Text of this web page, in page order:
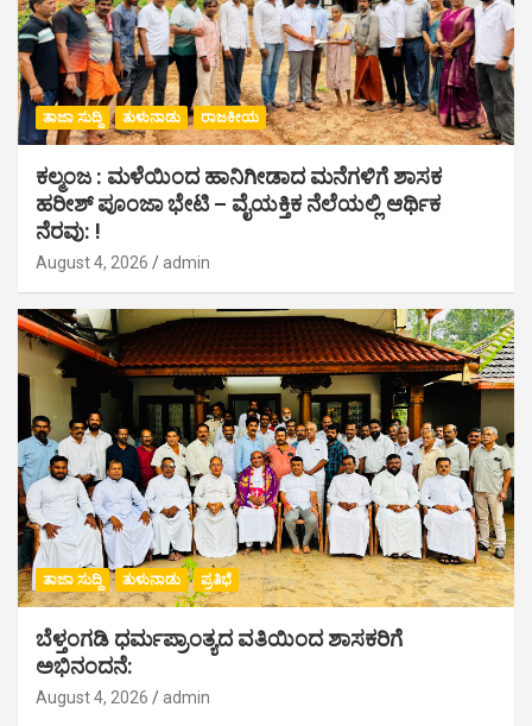
ತಾಜಾ ಸುದ್ದಿ ತುಳುನಾಡು ರಾಜಕೀಯ
ಕಲ್ಮಂಜ : ಮಳೆಯಿಂದ ಹಾನಿಗೀಡಾದ ಮನೆಗಳಿಗೆ ಶಾಸಕ
ಹರೀಶ್ ಪೂಂಜಾ ಭೇಟಿ – ವೈಯಕ್ತಿಕ ನೆಲೆಯಲ್ಲಿ ಆರ್ಥಿಕ‌
ನೆರವು: !
August 4, 2026 admin
ತಾಜಾ ಸುದ್ದಿ ತುಳುನಾಡು ಪ್ರತಿಭೆ
ಬೆಳ್ತಂಗಡಿ ಧರ್ಮಪ್ರಾಂತ್ಯದ ವತಿಯಿಂದ ಶಾಸಕರಿಗೆ
ಅಭಿನಂದನೆ:
August 4, 2026 admin